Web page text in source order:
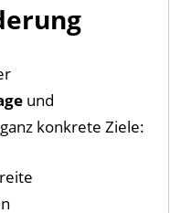
und
ganz konkrete Ziele: